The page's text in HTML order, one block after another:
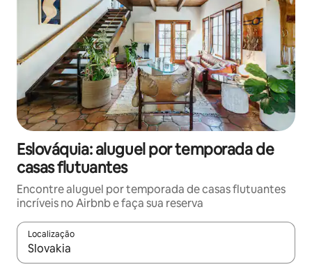
Eslováquia: aluguel por temporada de
casas flutuantes
Encontre aluguel por temporada de casas flutuantes
incríveis no Airbnb e faça sua reserva
Localização
Quando os resultados estiverem disponíveis, explore-os